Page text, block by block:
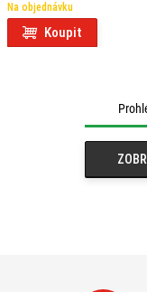
Na objednávku
Koupit